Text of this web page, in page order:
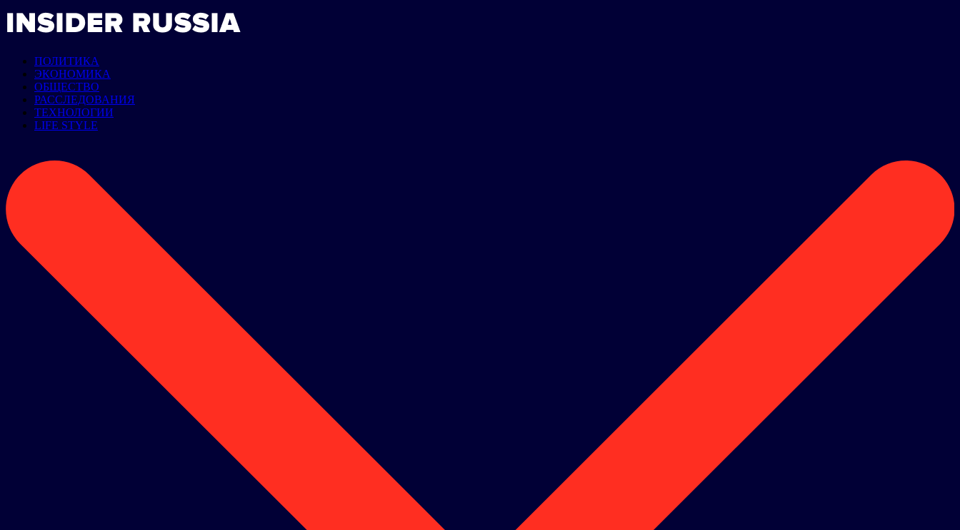
ПОЛИТИКА
ЭКОНОМИКА
ОБЩЕСТВО
РАССЛЕДОВАНИЯ
ТЕХНОЛОГИИ
LIFE STYLE